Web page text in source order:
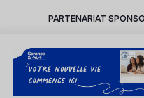
PARTENARIAT